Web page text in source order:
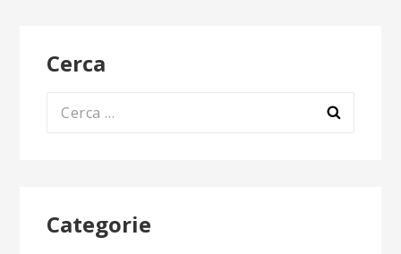
Cerca
Ricerca
Categorie